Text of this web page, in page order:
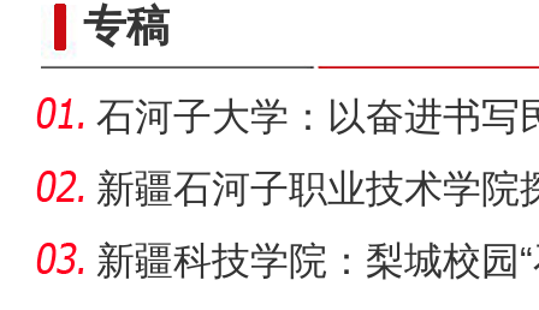
专稿
石河子大学：以奋进书写
新疆石河子职业技术学院
同体意
新疆科技学院：梨城校园